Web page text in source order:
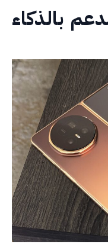
بالذكاء